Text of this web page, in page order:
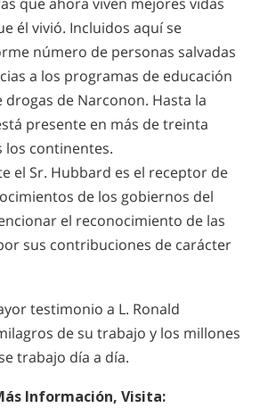
él vivió. Incluidos aquí se
número de personas salvadas
a los programas de educación
de Narconon. Hasta la
presente en más de treinta
los continentes.
el Sr. Hubbard es el receptor de
de los gobiernos del
el reconocimiento de las
sus contribuciones de carácter
testimonio a L. Ronald
de su trabajo y los millones
trabajo día a día.
Información, Visita: